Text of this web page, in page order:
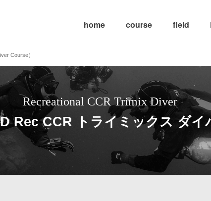
home course field
Course）
Recreational CCR Trimix Diver
Rec CCR トライミックス ダイ